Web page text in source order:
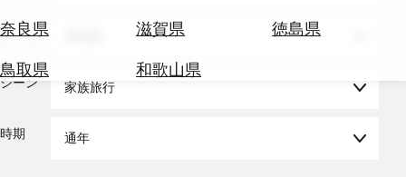
奈良県
滋賀県
徳島県
鳥取県
和歌山県
テ
を
テーマ
シーン 家族旅行
時期 通年